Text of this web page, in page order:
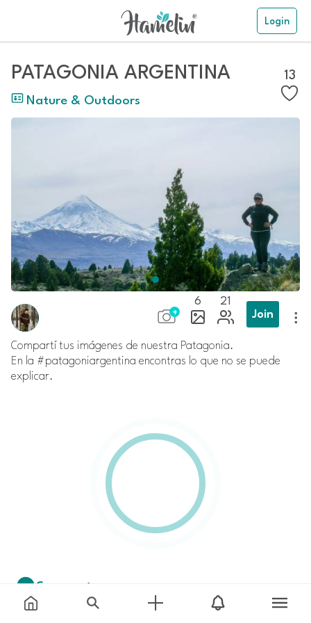
Login
PATAGONIA ARGENTINA
Nature & Outdoors
13
6
21
Join
Compartí tus imágenes de nuestra Patagonia.
En la #patagoniargentina encontras lo que no se puede
explicar.
Comment